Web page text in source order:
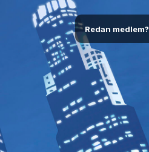
Redan